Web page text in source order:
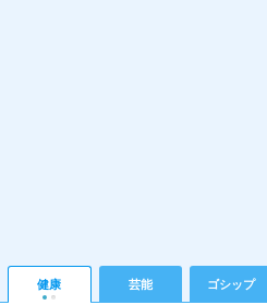
健康 芸能 ゴシップ